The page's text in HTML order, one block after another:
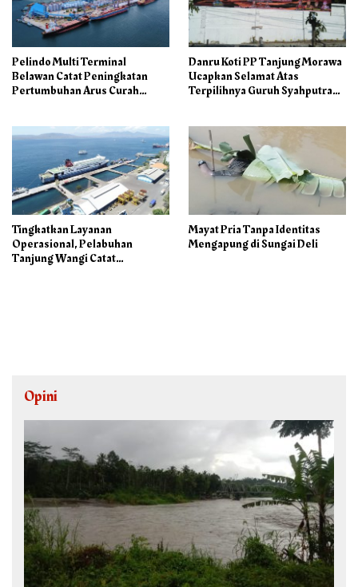
Pelindo Multi Terminal
Belawan Catat Peningkatan
Pertumbuhan Arus Curah
Danru Koti PP Tanjung Morawa
Ucapkan Selamat Atas
Terpilihnya Guruh Syahputra
Tingkatkan Layanan
Operasional, Pelabuhan
Tanjung Wangi Catat
Mayat Pria Tanpa Identitas
Mengapung di Sungai Deli
Opini